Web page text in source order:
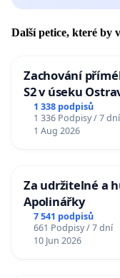
Další petice, které by
Zachování
S2 v úseku
u Jablunkova
1 338 podpisů
1 336 Podpisy / 7 dní
1 Aug 2026
Za udržitelné a
Apolinářky
7 541 podpisů
661 Podpisy / 7 dní
10 Jun 2026